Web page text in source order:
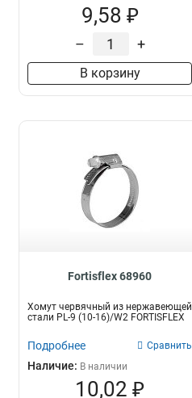
9,58 ₽
– +
В корзину
Fortisflex 68960
Хомут червячный из нержавеющей
стали PL-9 (10-16)/W2 FORTISFLEX
Подробнее Сравнить
Наличие: В наличии
10,02 ₽